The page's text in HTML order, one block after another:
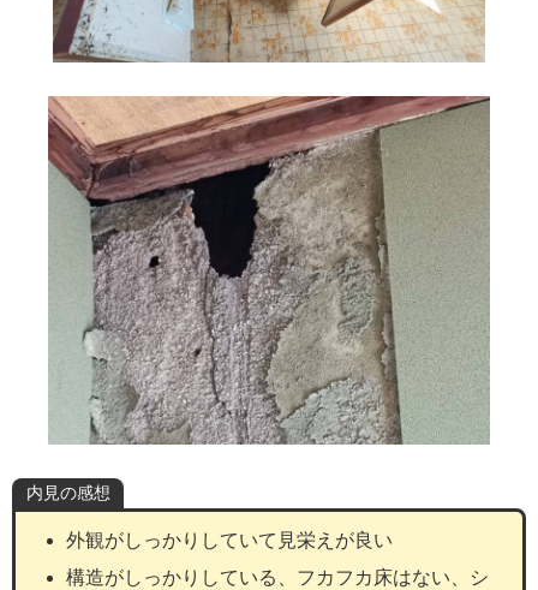
内見の感想
外観がしっかりしていて見栄えが良い
構造がしっかりしている、フカフカ床はない、シ